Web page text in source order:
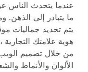
عندما يتحدث الناس
ما يتبادر إلى الذهن.
يتم تحديد جماليات
هوية علامتك
من خلال تصميم
الألوان والأنماط